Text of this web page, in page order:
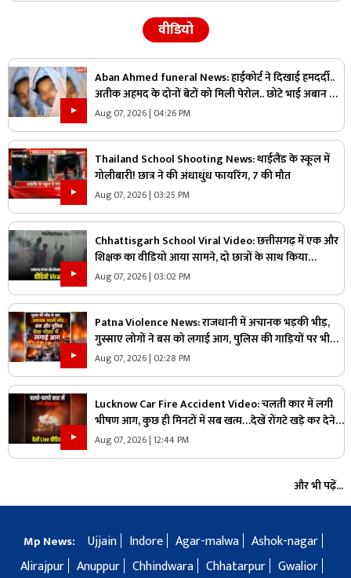
वीडियो
Aban Ahmed funeral News: हाईकोर्ट ने दिखाई हमदर्दी..
अतीक अहमद के दोनों बेटों को मिली पेरोल.. छोटे भाई अबान के
जनाज़े में होंगे शामिल
Aug 07, 2026 | 04:26 PM
Thailand School Shooting News: थाईलैंड के स्कूल में
गोलीबारी! छात्र ने की अंधाधुंध फायरिंग, 7 की मौत
Aug 07, 2026 | 03:25 PM
Chhattisgarh School Viral Video: छत्तीसगढ़ में एक और
शिक्षक का वीडियो आया सामने, दो छात्रों के साथ किया
हैवानियत….CCTV फुटेज वायरल
Aug 07, 2026 | 03:02 PM
Patna Violence News: राजधानी में अचानक भड़की भीड़,
गुस्साए लोगों ने बस को लगाई आग, पुलिस की गाड़ियों पर भी
किया हमला, जानें किस वजह से मचा हड़कंप
Aug 07, 2026 | 02:28 PM
Lucknow Car Fire Accident Video: चलती कार में लगी
भीषण आग, कुछ ही मिनटों में सब खत्म…देखें रोंगटे खड़े कर देने
वाला वीडियो
Aug 07, 2026 | 12:44 PM
और भी पढ़ें...
Mp News: Ujjain Indore Agar-malwa Ashok-nagar
Alirajpur Anuppur Chhindwara Chhatarpur Gwalior